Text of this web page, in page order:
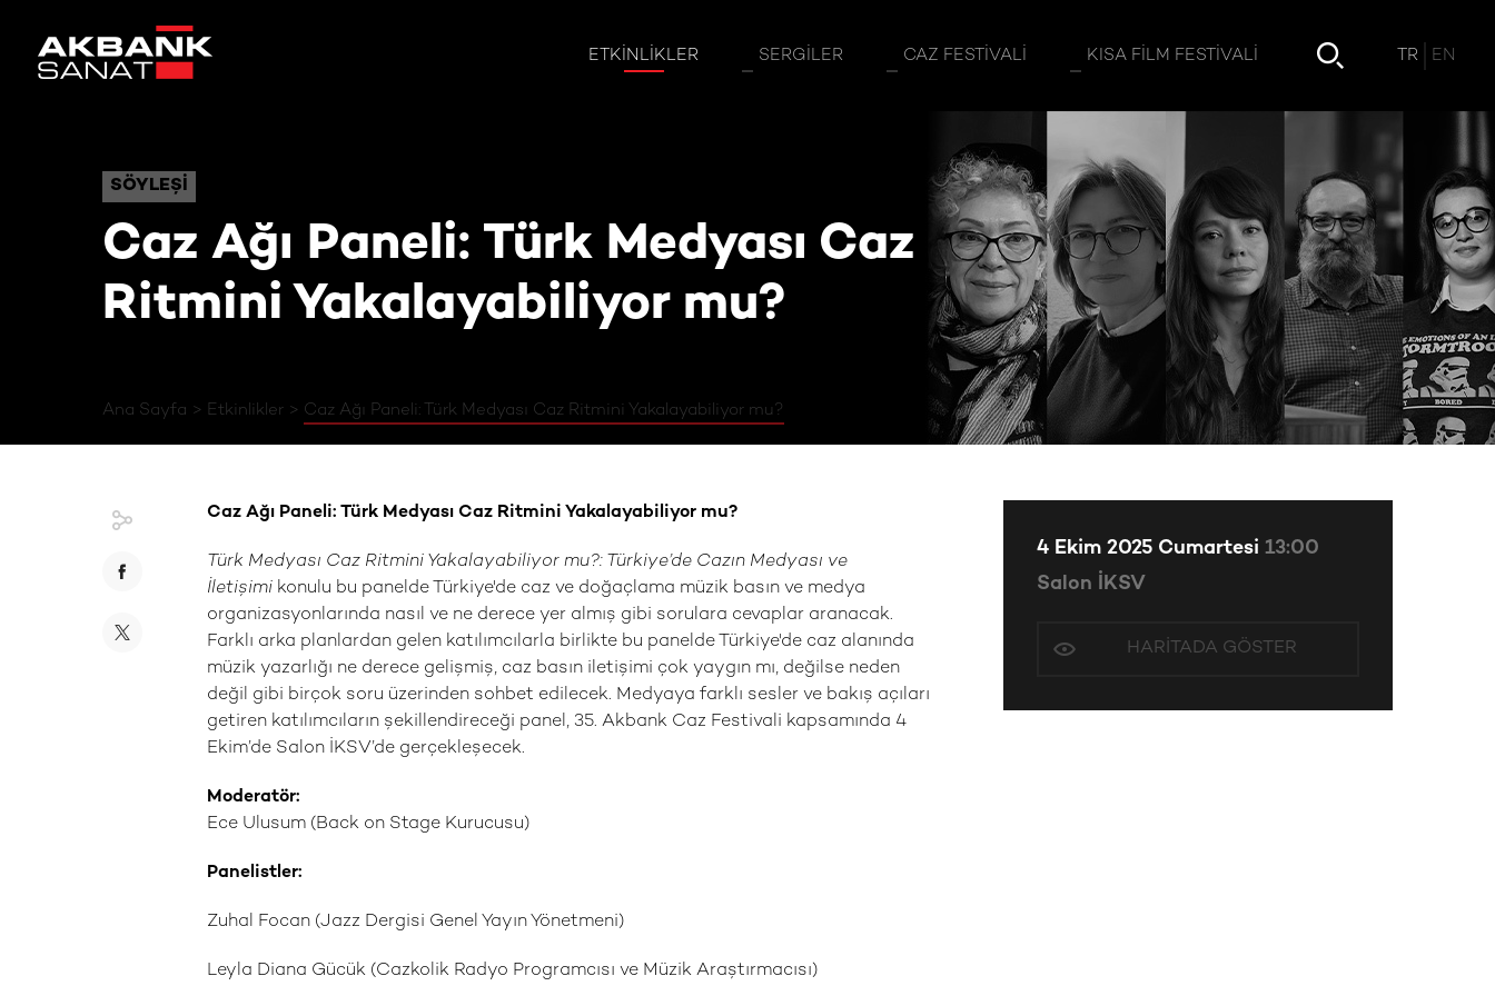
ETKINLIKLER SERGILER CAZ FESTIVALI KISA FILM FESTIVALI TR EN
SÖYLEŞI
Caz Ağı Paneli: Türk Medyası Caz
Ritmini Yakalayabiliyor mu?
Ana Sayfa Etkinlikler Caz Ağı Paneli: Türk Medyası Caz Ritmini Yakalayabiliyor mu?
SÖYLEŞI
Caz Ağı Paneli: Türk Medyası Caz Ritmini Yakalayabiliyor mu?
Türk Medyası Caz Ritmini Yakalayabiliyor mu?: Türkiye’de Cazın Medyası ve
İletişimi konulu bu panelde Türkiye'de caz ve doğaçlama müzik basın ve medya
organizasyonlarında nasıl ve ne derece yer almış gibi sorulara cevaplar aranacak.
Farklı arka planlardan gelen katılımcılarla birlikte bu panelde Türkiye'de caz alanında
müzik yazarlığı ne derece gelişmiş, caz basın iletişimi çok yaygın mı, değilse neden
değil gibi birçok soru üzerinden sohbet edilecek. Medyaya farklı sesler ve bakış açıları
getiren katılımcıların şekillendireceği panel, 35. Akbank Caz Festivali kapsamında 4
Ekim’de Salon İKSV’de gerçekleşecek.
Moderatör:
Ece Ulusum (Back on Stage Kurucusu)
Panelistler:
Zuhal Focan (Jazz Dergisi Genel Yayın Yönetmeni)
Leyla Diana Gücük (Cazkolik Radyo Programcısı ve Müzik Araştırmacısı)
4 Ekim 2025 Cumartesi 13:00
Salon İKSV
HARITADA GÖSTER